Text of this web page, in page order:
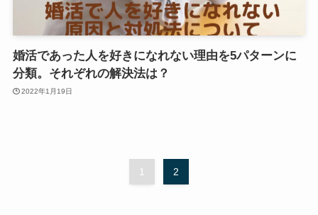
婚活であった人を好きになれない理由を5パターンに
分類。それぞれの解決法は？
2022年1月19日
1 2